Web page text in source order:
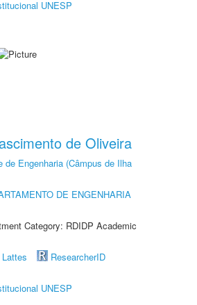
UNESP
de Oliveira
de Engenharia (Câmpus de Ilha
DE ENGENHARIA
Category: RDIDP Academic
ResearcherID
UNESP